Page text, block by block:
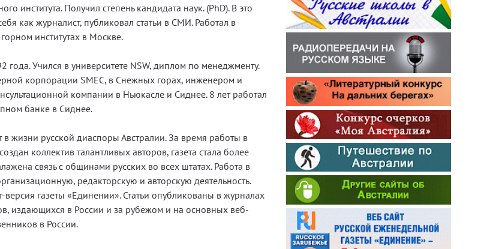
института. Получил степень кандидата наук. (PhD). В это
как журналист, публиковал статьи в СМИ. Работал в
институтах в Москве.
года. Учился в университете NSW, диплом по менеджменту.
корпорации SMEC, в Снежных горах, инженером и
компании в Ньюкасле и Сиднее. 8 лет работал
банке в Сиднее.
в жизни русской диаспоры Австралии. За время работы в
коллектив талантливых авторов, газета стала более
связь с общинами русских во всех штатах. Работа в
редакторскую и авторскую деятельность.
версия газеты «Единении». Статьи опубликованы в журналах
издающихся в России и за рубежом и на основных веб-
в России.